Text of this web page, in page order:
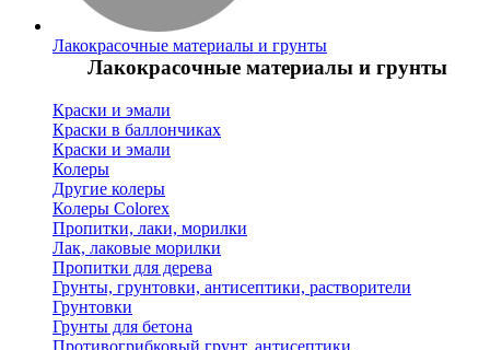
Лакокрасочные материалы и грунты
Лакокрасочные материалы и грунты
Краски и эмали
Краски в баллончиках
Краски и эмали
Колеры
Другие колеры
Колеры Colorex
Пропитки, лаки, морилки
Лак, лаковые морилки
Пропитки для дерева
Грунты, грунтовки, антисептики, растворители
Грунтовки
Грунты для бетона